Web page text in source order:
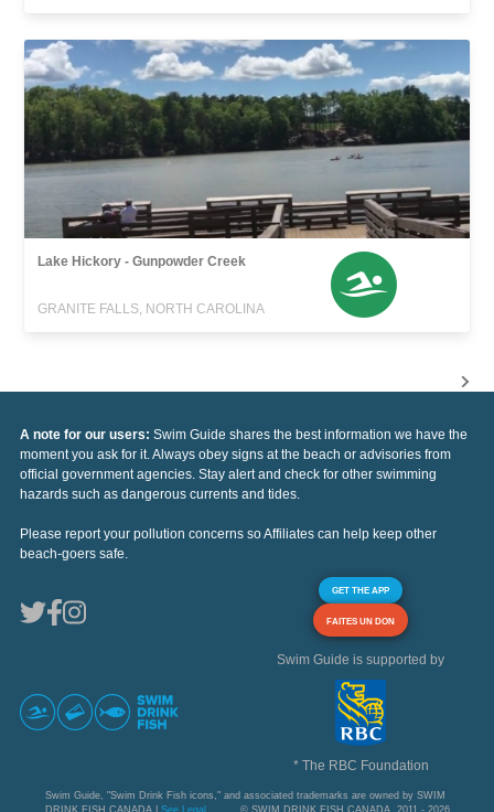
Lake Hickory - Gunpowder Creek
GRANITE FALLS, NORTH CAROLINA
A note for our users: Swim Guide shares the best information we have the
moment you ask for it. Always obey signs at the beach or advisories from
official government agencies. Stay alert and check for other swimming
hazards such as dangerous currents and tides.
Please report your pollution concerns so Affiliates can help keep other
beach-goers safe.
GET THE APP
FAITES UN DON
Swim Guide is supported by
* The RBC Foundation
Swim Guide, "Swim Drink Fish icons," and associated trademarks are owned by SWIM